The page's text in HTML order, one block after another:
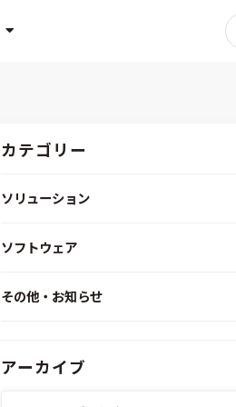
カテゴリー
ソリューション
組込みソフトウェア開発プラットフォーム
システムシミュレーション
ソフトウェア
modeFRONTIER
その他・お知らせ
IDAJからのお知らせ
アーカイブ